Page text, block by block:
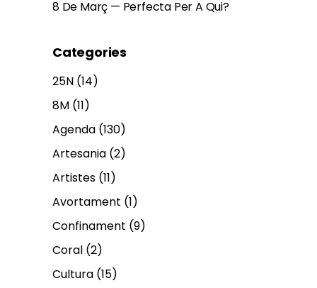
8 De Març — Perfecta Per A Qui?
Categories
25N (14)
8M (11)
Agenda (130)
Artesania (2)
Artistes (11)
Avortament (1)
Confinament (9)
Coral (2)
Cultura (15)